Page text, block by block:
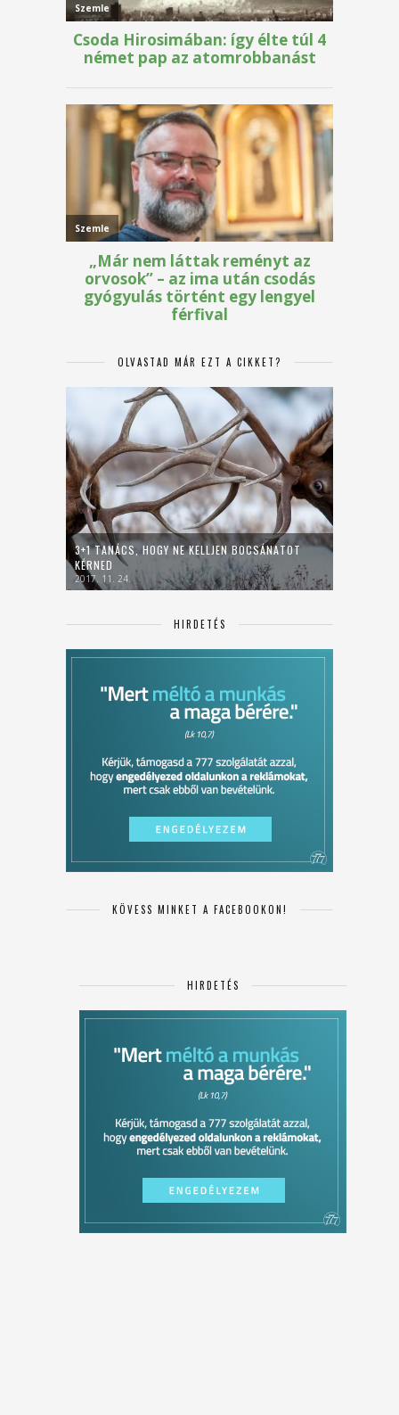
OLVASTAD MÁR EZT A CIKKET?
3+1 TANÁCS, HOGY NE KELLJEN BOCSÁNATOT
KÉRNED
2017. 11. 24.
HIRDETÉS
KÖVESS MINKET A FACEBOOKON!
HIRDETÉS